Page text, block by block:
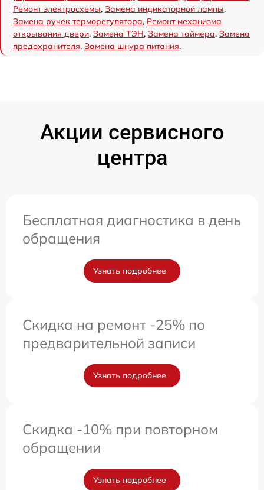
Ремонт электросхемы, Замена индикаторной лампы,
Замена ручек терморегулятора, Ремонт механизма
открывания двери, Замена ТЭН, Замена таймера, Замена
предохранителя, Замена шнура питания.
Акции сервисного
центра
Бесплатная диагностика в день
обращения
Узнать подробнее
Скидка на ремонт -25% по
предварительной записи
Узнать подробнее
Скидка -10% при повторном
обращении
Узнать подробнее